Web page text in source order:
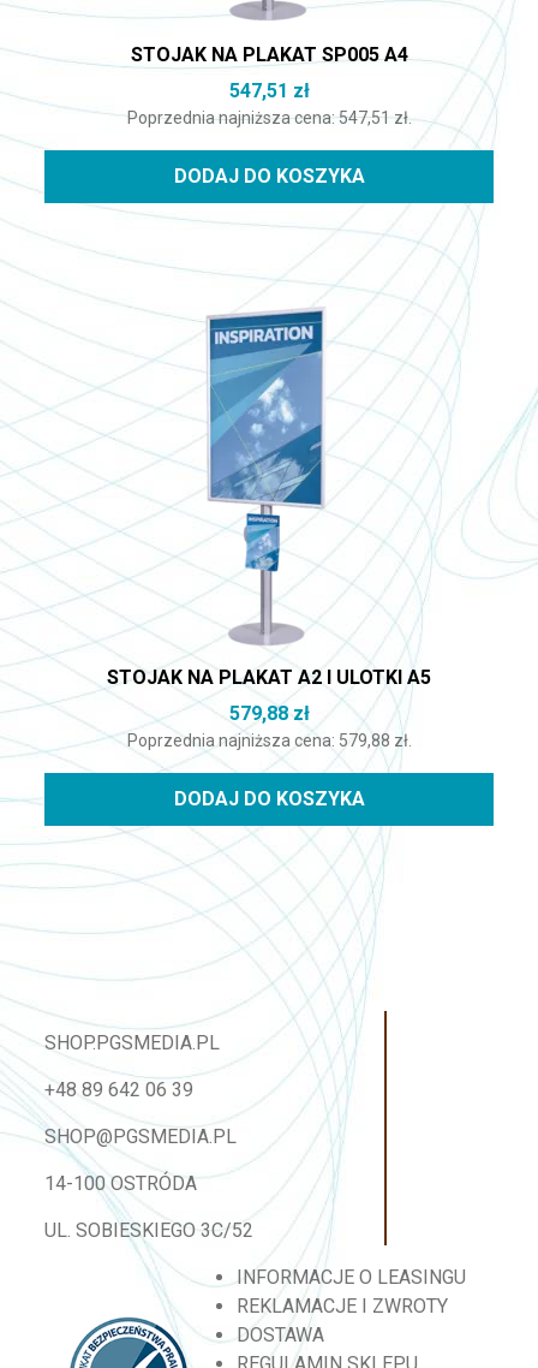
STOJAK NA PLAKAT SP005 A4
547,51 zł
Poprzednia najniższa cena:547,51 zł.
DODAJ DO KOSZYKA
STOJAK NA PLAKAT A2 I ULOTKI A5
579,88 zł
Poprzednia najniższa cena: 579,88 zł.
DODAJ DO KOSZYKA
SHOP.PGSMEDIA.PL
+48 89 642 06 39
SHOP@PGSMEDIA.PL
14-100 OSTRÓDA
UL. SOBIESKIEGO 3C/52
INFORMACJE O LEASINGU
REKLAMACJE I ZWROTY
DOSTAWA